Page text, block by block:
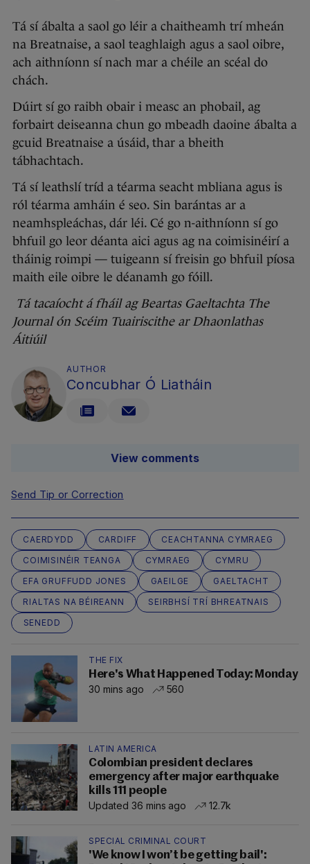
Tá sí ábalta a saol go léir a chaitheamh trí mheán
na Breatnaise, a saol teaghlaigh agus a saol oibre,
ach aithníonn sí nach mar a chéile an scéal do
chách.
Dúirt sí go raibh obair i measc an phobail, ag
forbairt deiseanna chun go mbeadh daoine ábalta a
gcuid Breatnaise a úsáid, thar a bheith
tábhachtach.
Tá sí leathslí tríd a téarma seacht mbliana agus is
ról téarma amháin é seo. Sin barántas ar a
neamhspleáchas, dár léi. Cé go n-aithníonn sí go
bhfuil go leor déanta aici agus ag na coimisinéirí a
tháinig roimpi — tuigeann sí freisin go bhfuil píosa
maith eile oibre le déanamh go fóill.
Tá tacaíocht á fháil ag Beartas Gaeltachta The
Journal ón Scéim Tuairiscithe ar Dhaonlathas
Áitiúil
AUTHOR
Concubhar Ó Liatháin
View comments
Send Tip or Correction
CAERDYDD CARDIFF
CEACHTANNA CYMRAEG
COIMISINÉIR TEANGA
CYMRAEG
CYMRU
EFA GRUFFUDD JONES
GAEILGE
GAELTACHT
RIALTAS NA BÉIREANN
SEIRBHSÍ TRÍ BHREATNAIS
SENEDD
THE FIX
Here's What Happened Today: Monday
30 mins ago
560
LATIN AMERICA
Colombian president declares
emergency after major earthquake
kills 111 people
Updated 36 mins ago
12.7k
SPECIAL CRIMINAL COURT
'We know I won’t be getting bail':